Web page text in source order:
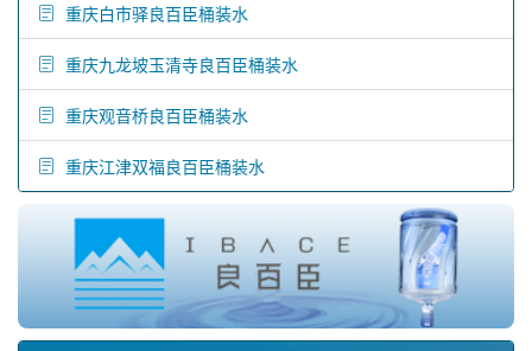
重庆白市驿良百臣桶装水
重庆九龙坡玉清寺良百臣桶装水
重庆观音桥良百臣桶装水
重庆江津双福良百臣桶装水